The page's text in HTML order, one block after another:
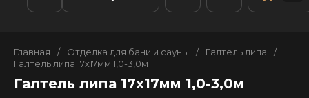
Главная / Отделка для бани и сауны / Галтель липа
/
Галтель липа 17х17мм 1,0-3,0м
Галтель липа 17х17мм 1,0-3,0м